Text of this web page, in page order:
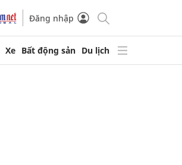
Đăng nhập
Xe Bất động sản Du lịch